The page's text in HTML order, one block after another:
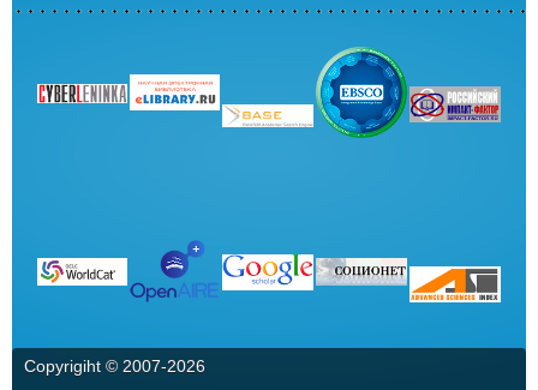
Copyrigiht © 2007-2026